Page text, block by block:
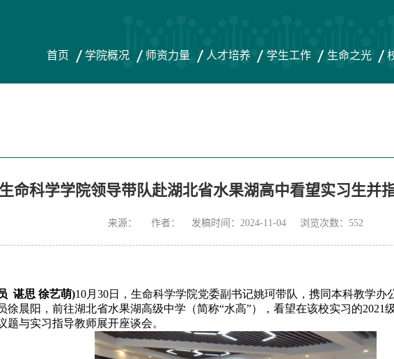
首页 学院概况 师资力量 人才培养 学生工作 生命之光
生命科学学院领导带队赴湖北省水果湖高中看望实习生并
来源： 作者： 发稿时间：2024-11-04 浏览次数： 552
谌思 徐艺萌)10月30日，生命科学学院党委副书记姚珂带队，携同本科教学办
徐晨阳，前往湖北省水果湖高级中学（简称“水高”），看望在该校实习的2021
题与实习指导教师展开座谈会。